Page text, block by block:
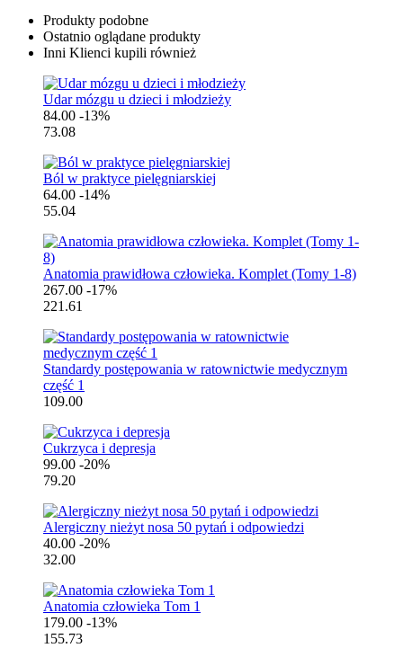
Produkty podobne
Ostatnio oglądane produkty
Inni Klienci kupili również
Udar mózgu u dzieci i młodzieży
84.00 -13%
73.08
Ból w praktyce pielęgniarskiej
64.00 -14%
55.04
Anatomia prawidłowa człowieka. Komplet (Tomy 1-8)
267.00 -17%
221.61
Standardy postępowania w ratownictwie medycznym
część 1
109.00
Cukrzyca i depresja
99.00 -20%
79.20
Alergiczny nieżyt nosa 50 pytań i odpowiedzi
40.00 -20%
32.00
Anatomia człowieka Tom 1
179.00 -13%
155.73